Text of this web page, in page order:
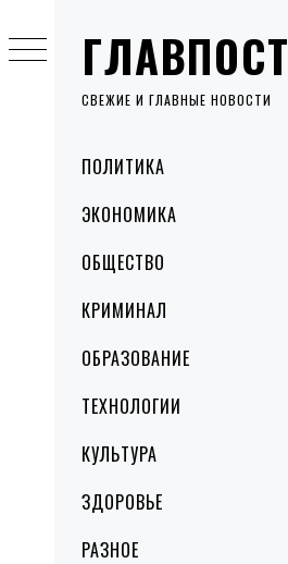
ГЛАВПОСТ
СВЕЖИЕ И ГЛАВНЫЕ НОВОСТИ
MenuПОЛИТИКА
ЭКОНОМИКА
ОБЩЕСТВО
КРИМИНАЛ
ОБРАЗОВАНИЕ
ТЕХНОЛОГИИ
КУЛЬТУРА
ЗДОРОВЬЕ
РАЗНОЕ
to
content